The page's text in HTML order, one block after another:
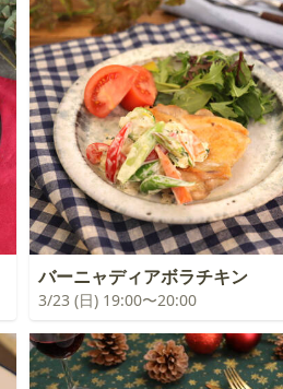
バーニャディアボラチキン
3/23 (日) 19:00〜20:00